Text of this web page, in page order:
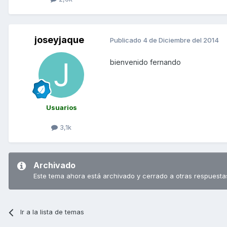
joseyjaque
Usuarios
3,1k
Publicado 4 de Diciembre del 2014
bienvenido fernando
Archivado
Este tema ahora está archivado y cerrado a otras
Ir a la lista de temas